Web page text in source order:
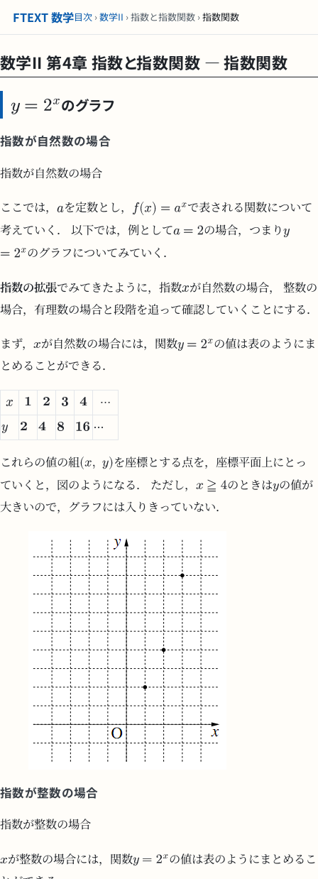
FTEXT 数学目次›数学II › 指数と指数関数 ›指数関数
数学II 第4章 指数と指数関数 — 指数関数
のグラフ
指数が自然数の場合
指数が自然数の場合
ここでは， を定数とし，
で表される関数について
考えていく． 以下では，例として
の場合，つまり
のグラフについてみていく．
指数の拡張でみてきたように，指数
が自然数の場合， 整数の
場合，有理数の場合と段階を追って確認していくことにする．
まず， が自然数の場合には，関数
の値は表のようにま
とめることができる．
これらの値の組
を座標とする点を，座標平面上にとっ
ていくと，図のようになる． ただし，
のときは
の値が
大きいので，グラフには入りきっていない．
指数が整数の場合
指数が整数の場合
が整数の場合には，関数
の値は表のようにまとめるこ